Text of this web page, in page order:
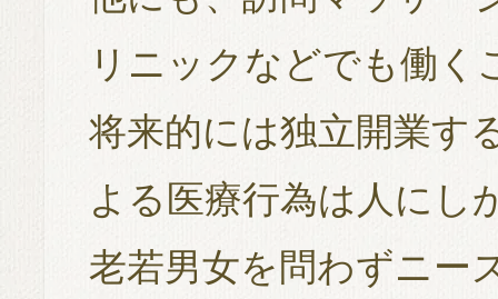
リニックなどでも働く
将来的には独立開業す
よる医療行為は人にし
老若男女を問わずニー